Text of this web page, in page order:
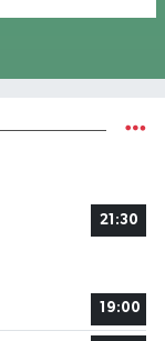
21:30
19:00